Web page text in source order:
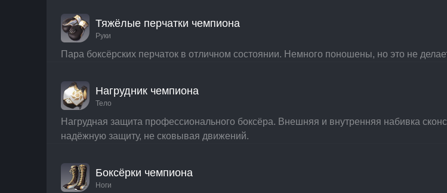
Тяжёлые перчатки чемпиона
Руки
Пара боксёрских перчаток в отличном состоянии. Немного поношены, но это не
Нагрудник чемпиона
Тело
Нагрудная защита профессионального боксёра. Внешняя и внутренняя набивка
надёжную защиту, не сковывая движений.
Боксёрки чемпиона
Ноги